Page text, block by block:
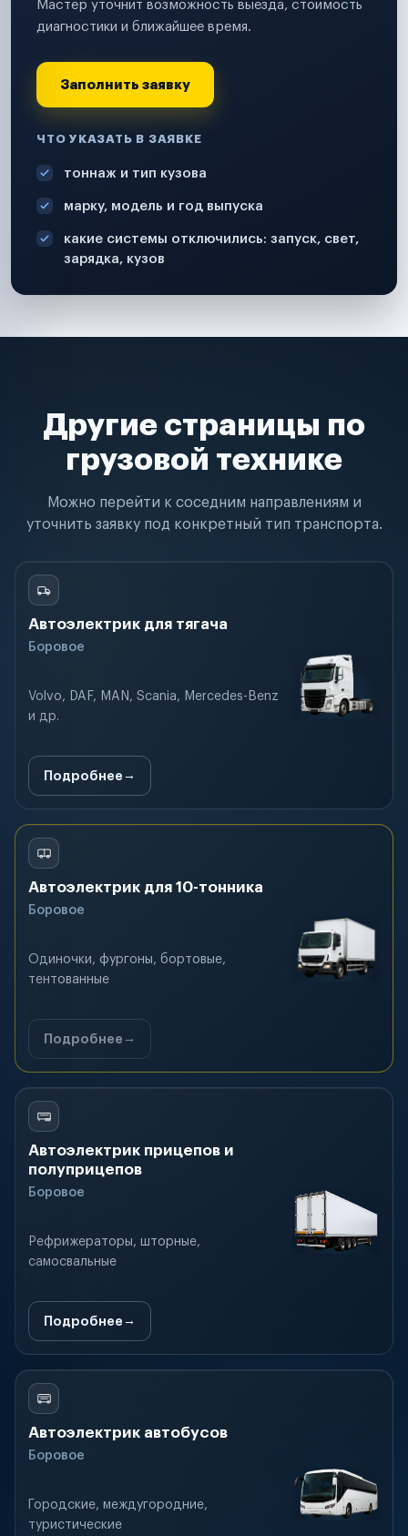
Мастер уточнит возможность выезда, стоимость
диагностики и ближайшее время.
Заполнить заявку
ЧТО УКАЗАТЬ В ЗАЯВКЕ
тоннаж и тип кузова
марку, модель и год выпуска
какие системы отключились: запуск, свет,
зарядка, кузов
Другие страницы по
грузовой технике
Можно перейти к соседним направлениям и
уточнить заявку под конкретный тип транспорта.
Автоэлектрик для тягача
Боровое
Volvo, DAF, MAN, Scania, Mercedes-Benz
и др.
Подробнее
Автоэлектрик для 10-тонника
Боровое
Одиночки, фургоны, бортовые,
тентованные
Подробнее
Автоэлектрик прицепов и
полуприцепов
Боровое
Рефрижераторы, шторные,
самосвальные
Подробнее
Автоэлектрик автобусов
Боровое
Городские, междугородние,
туристические